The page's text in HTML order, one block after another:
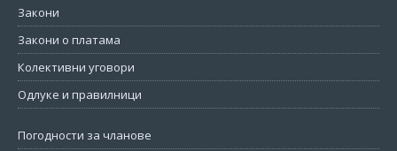
Закони
Закони о платама
Колективни уговори
Одлуке и правилници
Погодности за чланове